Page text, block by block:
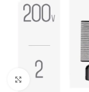
Click to enlarge